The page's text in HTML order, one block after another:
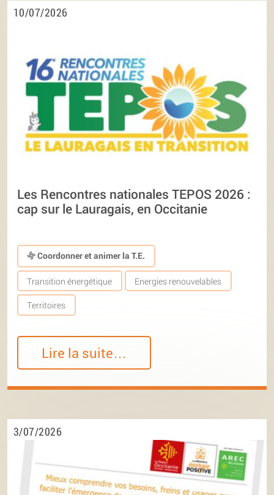
10/07/2026
Les Rencontres nationales TEPOS 2026 :
cap sur le Lauragais, en Occitanie
Coordonner et animer la T.E.
Transition énergétique Energies renouvelables
Territoires
Lire la suite…
3/07/2026